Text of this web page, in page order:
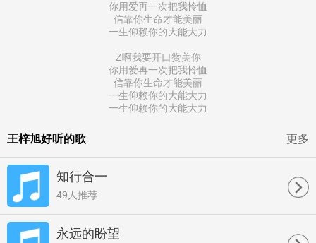
你用爱再一次把我怜恤
信靠你生命才能美丽
一生仰赖你的大能大力
Z啊我要开口赞美你
你用爱再一次把我怜恤
信靠你生命才能美丽
一生仰赖你的大能大力
一生仰赖你的大能大力
王梓旭好听的歌 更多
知行合一
49人推荐
永远的盼望